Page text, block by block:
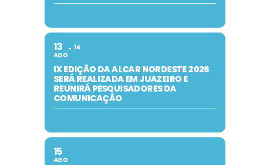
13
AGO
14
IX EDIÇÃO DA ALCAR NORDESTE 2026
SERÁ REALIZADA EM JUAZEIRO E
REUNIRÁ PESQUISADORES DA
COMUNICAÇÃO
15
AGO